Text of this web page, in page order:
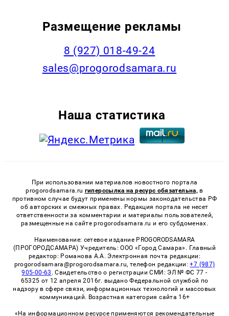
Размещение рекламы
8 (927) 018-49-24
sales@progorodsamara.ru
Наша статистика
При использовании материалов новостного портала
progorodsamara.ru гиперссылка на ресурс обязательна, в
противном случае будут применены нормы законодательства РФ
об авторских и смежных правах. Редакция портала не несет
ответственности за комментарии и материалы пользователей,
размещенные на сайте progorodsamara.ru и его субдоменах.
Наименование: сетевое издание PROGORODSAMARA
(ПРОГОРОДСАМАРА) Учредитель: ООО «Город Самара». Главный
редактор: Романова А.А. Электронная почта редакции:
progorodsamara@progorodsamara.ru, телефон редакции:+7 (987)
905-00-63 . Свидетельство о регистрации СМИ: ЭЛ № ФС 77 -
65325 от 12 апреля 2016г. выдано Федеральной службой по
надзору в сфере связи, информационных технологий и массовых
коммуникаций. Возрастная категория сайта 16+
«На информационном ресурсе применяются рекомендательные